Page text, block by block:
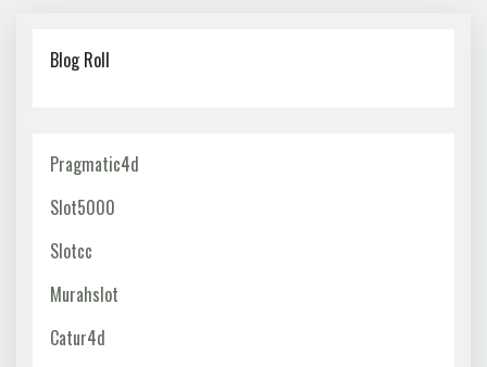
Blog Roll
Pragmatic4d
Slot5000
Slotcc
Murahslot
Catur4d